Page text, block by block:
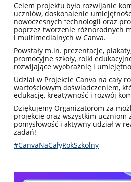
Celem projektu było rozwijanie
uczniów, doskonalenie
nowoczesnych technologii oraz
poprzez tworzenie różnorodnych
i multimedialnych w Canva.
Powstały m.in. prezentacje,
promocyjne szkoły, rolki
rozwijające wyobraźnię i
Udział w Projekcie Canva na cały
wartościowym doświadczeniem,
edukację, kreatywność i rozwój
Dziękujemy Organizatorom za
projekcie oraz wszystkim uczniom
pomysłowość i aktywny udział w
zadań!
#CanvaNaCałyRokSzkolny